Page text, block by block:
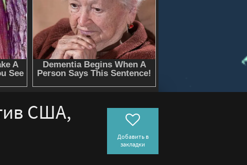
США,
Добавить в
закладки